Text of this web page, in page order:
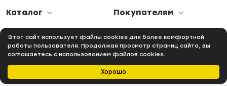
Хорошо
Этот сайт использует файлы cookies для более комфортной
работы пользователя. Продолжая просмотр страниц сайта, вы
соглашаетесь с использованием файлов cookies.
Избранное
Каталог Покупателям
В данный момент соцсети в стадии разработки